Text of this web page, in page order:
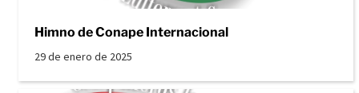
Himno de Conape Internacional
29 de enero de 2025